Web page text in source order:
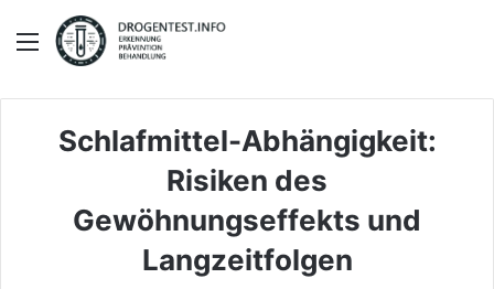
Menü
Schlafmittel-Abhängigkeit:
Risiken des
Gewöhnungseffekts und
Langzeitfolgen